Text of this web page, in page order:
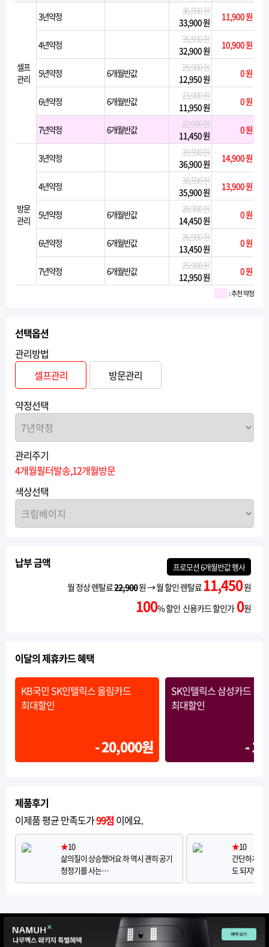
셀프
관리
3년약정
36,590 원
33,900 원
11,900 원
4년약정
35,590 원
32,900 원
10,900 원
5년약정 6개월반값
25,900 원
12,950 원
0 원
6년약정 6개월반값
23,900 원
11,950 원
0 원
7년약정 6개월반값
22,900 원
11,450 원
0 원
방문
관리
3년약정
39,590 원
36,900 원
14,900 원
4년약정
38,590 원
35,900 원
13,900 원
5년약정 6개월반값
28,900 원
14,450 원
0 원
6년약정 6개월반값
26,900 원
13,450 원
0 원
7년약정 6개월반값
25,900 원
12,950 원
0 원
: 추천 약정
선택옵션
관리방법
셀프관리
방문관리
약정선택
관리주기
4개월필터발송,12개월방문
색상선택
납부 금액 프로모션6개월반값행사
월 정상 렌탈료22,900원 → 월 할인 렌탈료11,450원
100% 할인 신용카드 할인가 0원
이달의 제휴카드 혜택
KB국민 SK인텔릭스 올림카드
최대할인
- 20,000원
SK인텔릭스 삼성카드
최대할인
-
제품후기
이제품 평균 만족도가99점 이에요.
★10
삶의질이 상승했어요 하 역시 괜히 공기
청정기를 사는…
★10
간단하게 청
도 되지만